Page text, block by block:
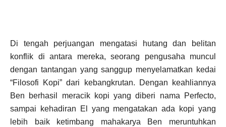
Di tengah perjuangan mengatasi hutang dan belitan
konflik di antara mereka, seorang pengusaha muncul
dengan tantangan yang sanggup menyelamatkan kedai
“Filosofi Kopi” dari kebangkrutan. Dengan keahliannya
Ben berhasil meracik kopi yang diberi nama Perfecto,
sampai kehadiran El yang mengatakan ada kopi yang
lebih baik ketimbang mahakarya Ben meruntuhkan